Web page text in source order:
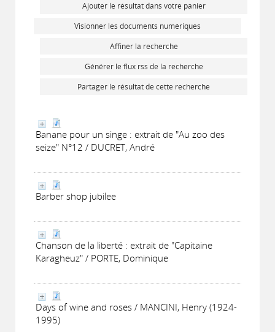
Ajouter le résultat dans votre panier
Visionner les documents numériques
Affiner la recherche
Générer le flux rss de la recherche
Partager le résultat de cette recherche
Banane pour un singe : extrait de "Au zoo des
seize" N°12 / DUCRET, André
Barber shop jubilee
Chanson de la liberté : extrait de "Capitaine
Karagheuz" / PORTE, Dominique
Days of wine and roses / MANCINI, Henry (1924-
1995)